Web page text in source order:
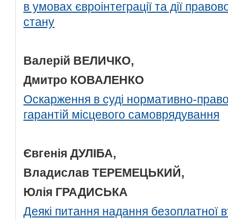
в умовах євроінтеграції та дії
стану
Валерій ВЕЛИЧКО,
Дмитро КОВАЛЕНКО
Оскарження в суді нормативно-
гарантій місцевого самоврядування
Євгенія ДУЛІБА,
Владислав ТЕРЕМЕЦЬКИЙ,
Юлія ГРАДИСЬКА
Деякі питання надання безоплатної